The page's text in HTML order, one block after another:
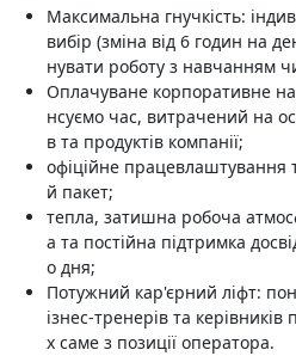
Максимальна гнучкість:
вибір (зміна від 6 годин на
нувати роботу з навчанням
Оплачуване корпоративне
нсуємо час, витрачений на
в та продуктів компанії;
офіційне працевлаштування
й пакет;
тепла, затишна робоча
а та постійна підтримка
о дня;
Потужний кар'єрний ліфт:
ізнес-тренерів та
х саме з позиції оператора.